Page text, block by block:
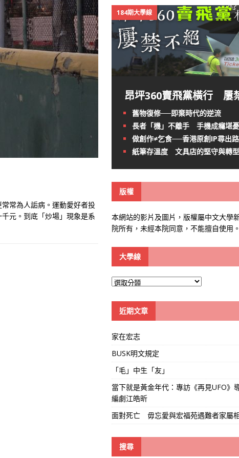
常為人詬病。運動愛好者投
元。到底「炒場」現象是系
184期大學線
昂坪360賣飛黨橫行 屢
舊物復修──即棄時代的逆流
長者「機」不離手 手機成癮堪憂
做創作≠乞食──香港原創IP尋出路
紙筆存溫度 文具店的堅守與轉型
版權
本網站的影片及圖片，版權屬中文大學
院所有，未經本院同意，不能擅自使用。
大學線
大
線
近期文章
家在宏志
BUSK明文規定
「毛」中生「友」
當下就是黃金年代：專訪《再見UFO》
編劇江皓昕
面對死亡 毋忘愛與宏福苑遇難者家屬
搜尋